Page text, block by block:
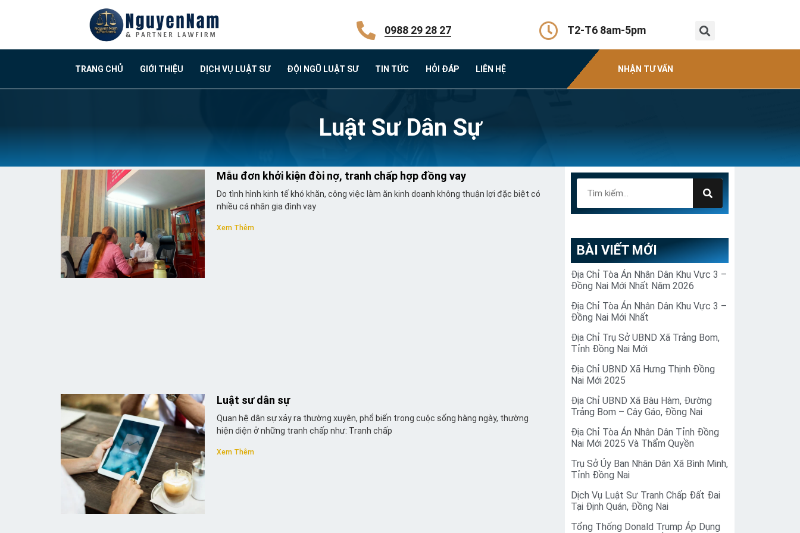
0988 29 28 27 T2-T6 8am-5pm
TRANG CHỦ GIỚI THIỆU DỊCH VỤ LUẬT SƯ ĐỘI NGŨ LUẬT SƯ TIN TỨC HỎI ĐÁP LIÊN HỆ NHẬN TƯ VẤN
Luật Sư Dân Sự
Mẫu đơn khởi kiện đòi nợ, tranh chấp hợp đồng vay
Do tình hình kinh tế khó khăn, công việc làm ăn kinh doanh không thuận lợi đặc biệt có
nhiều cá nhân gia đình vay
Xem Thêm
Luật sư dân sự
Quan hệ dân sự xảy ra thường xuyên, phổ biến trong cuộc sống hàng ngày, thường
hiện diện ở những tranh chấp như: Tranh chấp
Xem Thêm
BÀI VIẾT MỚI
Địa Chỉ Tòa Án Nhân Dân Khu Vực 3 –
Đồng Nai Mới Nhất Năm 2026
Địa Chỉ Tòa Án Nhân Dân Khu Vực 3 –
Đồng Nai Mới Nhất
Địa Chỉ Trụ Sở UBND Xã Trảng Bom,
Tỉnh Đồng Nai Mới
Địa Chỉ UBND Xã Hưng Thịnh Đồng
Nai Mới 2025
Địa Chỉ UBND Xã Bàu Hàm, Đường
Trảng Bom – Cây Gáo, Đồng Nai
Địa Chỉ Tòa Án Nhân Dân Tỉnh Đồng
Nai Mới 2025 Và Thẩm Quyền
Trụ Sở Ủy Ban Nhân Dân Xã Bình Minh,
Tỉnh Đồng Nai
Dịch Vụ Luật Sư Tranh Chấp Đất Đai
Tại Định Quán, Đồng Nai
Tổng Thống Donald Trump Áp Dụng